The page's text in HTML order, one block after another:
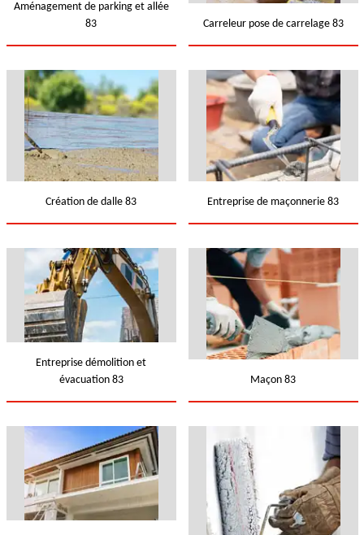
Aménagement de parking et allée
83
Carreleur pose de carrelage 83
Création de dalle 83 Entreprise de maçonnerie 83
Entreprise démolition et
évacuation 83
Maçon 83